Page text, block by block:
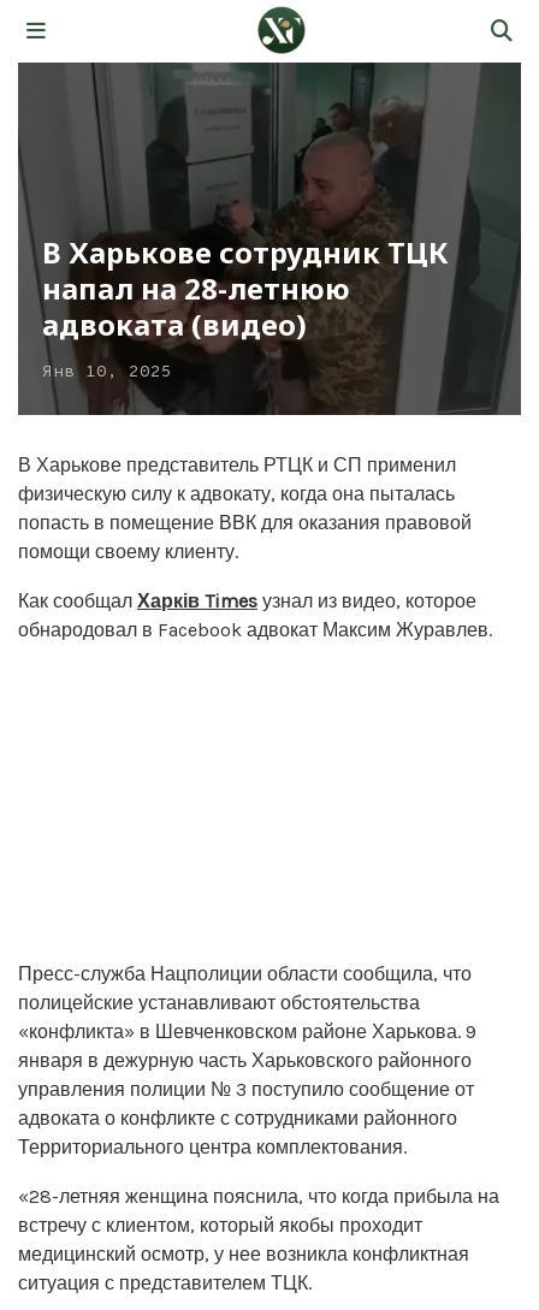
В Харькове сотрудник ТЦК
напал на 28-летнюю
адвоката (видео)
Янв 10, 2025
В Харькове представитель РТЦК и СП применил
физическую силу к адвокату, когда она пыталась
попасть в помещение ВВК для оказания правовой
помощи своему клиенту.
Как сообщал Харків Times узнал из видео, которое
обнародовал в Facebook адвокат Максим Журавлев.
Пресс-служба Нацполиции области сообщила, что
полицейские устанавливают обстоятельства
«конфликта» в Шевченковском районе Харькова. 9
января в дежурную часть Харьковского районного
управления полиции № 3 поступило сообщение от
адвоката о конфликте с сотрудниками районного
Территориального центра комплектования.
«28-летняя женщина пояснила, что когда прибыла на
встречу с клиентом, который якобы проходит
медицинский осмотр, у нее возникла конфликтная
ситуация с представителем ТЦК.